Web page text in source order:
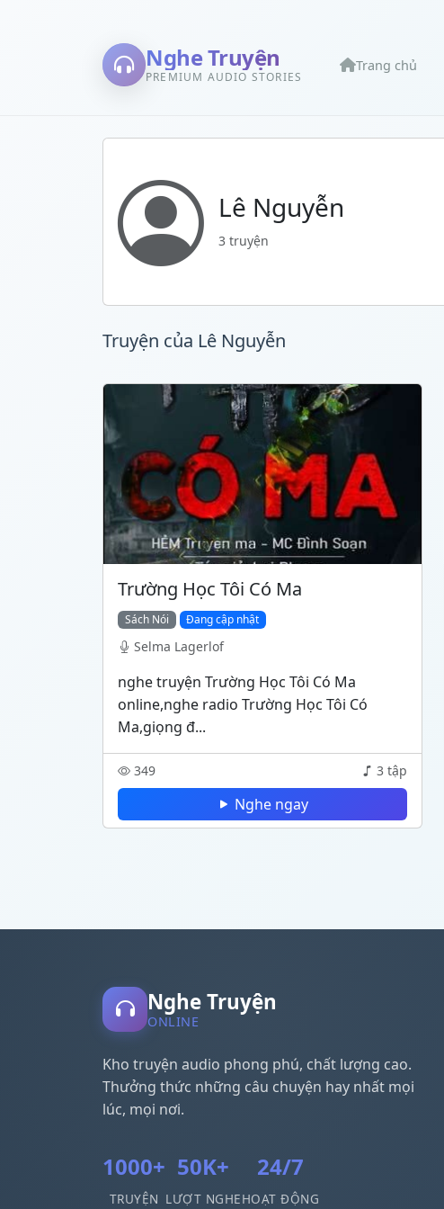
Nghe Truyện
PREMIUM AUDIO STORIES
Trang chủ
Lê Nguyễn
3 truyện
Truyện của Lê Nguyễn
Trường Học Tôi Có Ma
Sách Nói Đang cập nhật
Selma Lagerlof
nghe truyện Trường Học Tôi Có Ma
online,nghe radio Trường Học Tôi Có
Ma,giọng đ...
349 3 tập
Nghe ngay
Nghe Truyện
ONLINE
Kho truyện audio phong phú, chất lượng cao.
Thưởng thức những câu chuyện hay nhất mọi
lúc, mọi nơi.
1000+
TRUYỆN
50K+
LƯỢT NGHE
24/7
HOẠT ĐỘNG